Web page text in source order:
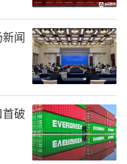
交46万平米，环
”曹晶晶表示，9
比增长19%，同
月1日至8日），
万平米，较去
日均成交19套，
闻
破